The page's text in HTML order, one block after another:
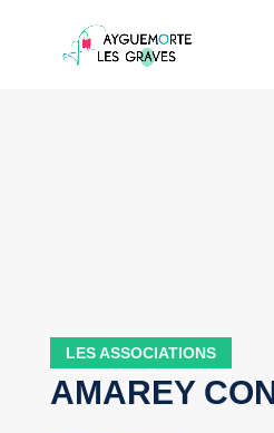
LES ASSOCIATIONS
AMAREY